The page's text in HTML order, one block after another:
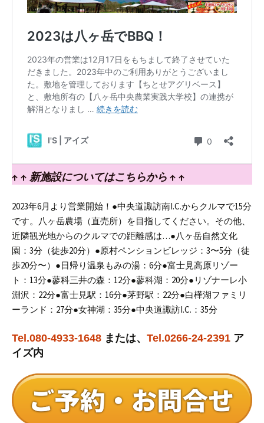
↑ ↑ 新施設についてはこちらから ↑ ↑
2023年6月より営業開始！ ●中央道諏訪南I.C.からクルマで15分
です。八ヶ岳農場（直売所）を目指してください。 その他、
近隣観光地からのクルマでの距離感は…●八ヶ岳自然文化
園：3分（徒歩20分） ●原村ペンションビレッジ：3〜5分（徒
歩20分〜） ●日帰り温泉もみの湯：6分●富士見高原リゾー
ト：13分●蓼科三井の森：12分●蓼科湖：20分●リゾナーレ小
淵沢：22分●富士見駅：16分●茅野駅：22分●白樺湖ファミリ
ーランド：27分●女神湖：35分●中央道諏訪I.C.：35分
Tel.080-4933-1648 または、 Tel.0266-24-2391 ア
イズ内